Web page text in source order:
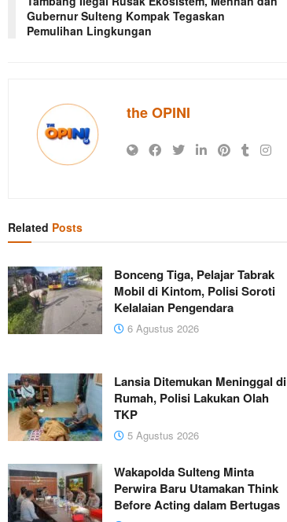
Gubernur Sulteng Kompak Tegaskan
Pemulihan Lingkungan
the OPINI
Related Posts
Bonceng Tiga, Pelajar Tabrak
Mobil di Kintom, Polisi Soroti
Kelalaian Pengendara
6 Agustus 2026
Lansia Ditemukan Meninggal di
Rumah, Polisi Lakukan Olah
TKP
5 Agustus 2026
Wakapolda Sulteng Minta
Perwira Baru Utamakan Think
Before Acting dalam Bertugas